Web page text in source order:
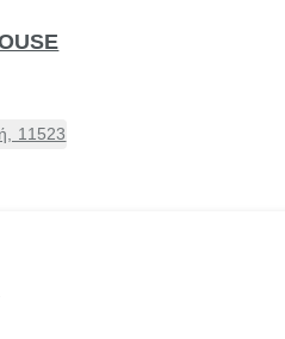
11523